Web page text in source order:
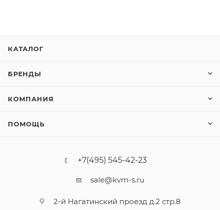
КАТАЛОГ
БРЕНДЫ
КОМПАНИЯ
ПОМОЩЬ
+7(495) 545-42-23
sale@kvm-s.ru
2-й Нагатинский проезд д.2 стр.8